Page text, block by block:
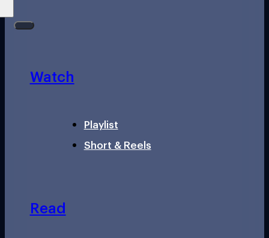
Watch
Playlist
Short & Reels
Read